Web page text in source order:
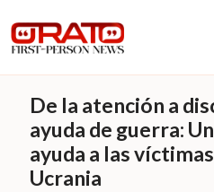
De la atención a
ayuda de guerra:
ayuda a las
Ucrania